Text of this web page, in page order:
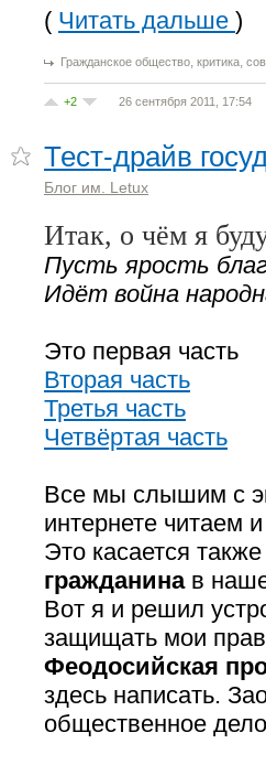
( Читать дальше )
Гражданское общество, критика,
+2 26 сентября 2011, 17:54
Тест-драйв
Блог им. Letux
Итак, о чём я
Пусть ярость
Идёт война
Это первая часть
Вторая часть
Третья часть
Четвёртая часть
Все мы слышим с
интернете читаем
Это касается
гражданинав
Вот я и решил
защищать мои
Феодосийская
здесь написать.
общественное